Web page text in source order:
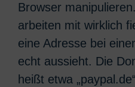
Browser
arbeiten mit wirklich
eine Adresse bei
echt aussieht. Die
heißt etwa